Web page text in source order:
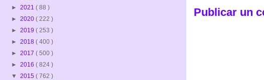
Publicar un
► 2021 ( 88 )
► 2020 ( 222 )
► 2019 ( 253 )
► 2018 ( 400 )
► 2017 ( 500 )
► 2016 ( 824 )
▼ 2015 ( 762 )